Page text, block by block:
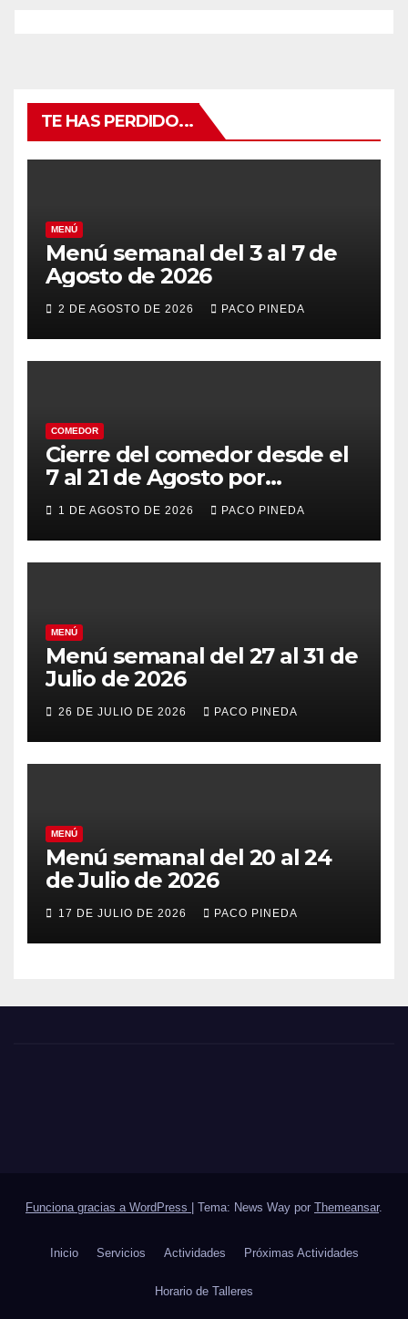
TE HAS PERDIDO...
MENÚ
Menú semanal del 3 al 7 de
Agosto de 2026
2 DE AGOSTO DE 2026 PACO PINEDA
COMEDOR
Cierre del comedor desde el
7 al 21 de Agosto por
vacaciones
1 DE AGOSTO DE 2026 PACO PINEDA
MENÚ
Menú semanal del 27 al 31 de
Julio de 2026
26 DE JULIO DE 2026 PACO PINEDA
MENÚ
Menú semanal del 20 al 24
de Julio de 2026
17 DE JULIO DE 2026 PACO PINEDA
Funciona gracias a WordPress | Tema: News Way por Themeansar.
Inicio Servicios Actividades Próximas Actividades
Horario de Talleres